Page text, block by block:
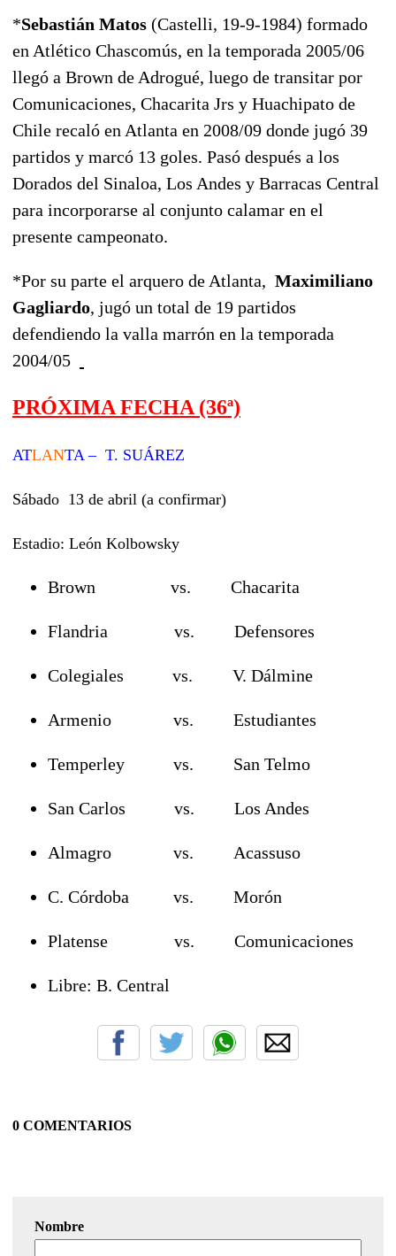
*Sebastián Matos (Castelli, 19-9-1984) formado
en Atlético Chascomús, en la temporada 2005/06
llegó a Brown de Adrogué, luego de transitar por
Comunicaciones, Chacarita Jrs y Huachipato de
Chile recaló en Atlanta en 2008/09 donde jugó 39
partidos y marcó 13 goles. Pasó después a los
Dorados del Sinaloa, Los Andes y Barracas Central
para incorporarse al conjunto calamar en el
presente campeonato.
*Por su parte el arquero de Atlanta, Maximiliano
Gagliardo, jugó un total de 19 partidos
defendiendo la valla marrón en la temporada
2004/05
PRÓXIMA FECHA (36ª)
ATLANTA – T. SUÁREZ
Sábado 13 de abril (a confirmar)
Estadio: León Kolbowsky
Brown vs. Chacarita
Flandria vs. Defensores
Colegiales vs. V. Dálmine
Armenio vs. Estudiantes
Temperley vs. San Telmo
San Carlos vs. Los Andes
Almagro vs. Acassuso
C. Córdoba vs. Morón
Platense vs. Comunicaciones
Libre: B. Central
0 COMENTARIOS
Nombre